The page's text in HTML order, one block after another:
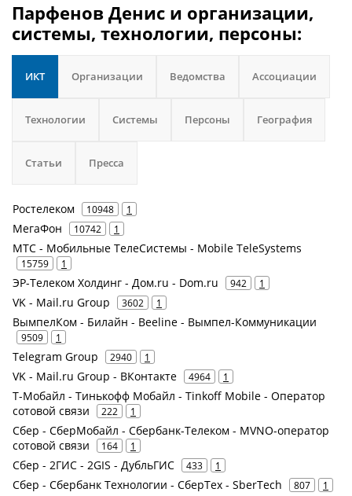
Парфенов Денис и организации,
системы, технологии, персоны:
ИКТ Организации Ведомства Ассоциации
Технологии Системы Персоны География
Статьи Пресса
Ростелеком 10948 1
МегаФон 10742 1
МТС - Мобильные ТелеСистемы - Mobile TeleSystems
15759 1
ЭР-Телеком Холдинг - Дом.ru - Dom.ru 942 1
VK - Mail.ru Group 3602 1
ВымпелКом - Билайн - Beeline - Вымпел-Коммуникации
9509 1
Telegram Group 2940 1
VK - Mail.ru Group - ВКонтакте 4964 1
Т-Мобайл - Тинькофф Мобайл - Tinkoff Mobile - Оператор
сотовой связи
222 1
Сбер - СберМобайл - Сбербанк-Телеком - MVNO-оператор
сотовой связи
164 1
Сбер - 2ГИС - 2GIS - ДубльГИС 433 1
Сбер - Сбербанк Технологии - СберТех - SberTech 807 1